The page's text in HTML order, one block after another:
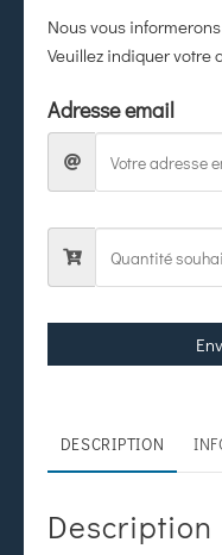
Nous vous
Veuillez indiquer votre
Adresse email
DESCRIPTION
Description